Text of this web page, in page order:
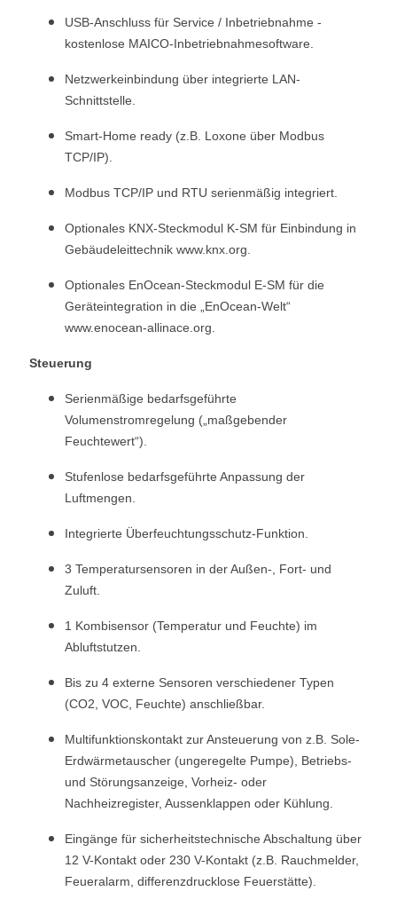
USB-Anschluss für Service / Inbetriebnahme -
kostenlose MAICO-Inbetriebnahmesoftware.
Netzwerkeinbindung über integrierte LAN-
Schnittstelle.
Smart-Home ready (z.B. Loxone über Modbus
TCP/IP).
Modbus TCP/IP und RTU serienmäßig integriert.
Optionales KNX-Steckmodul K-SM für Einbindung in
Gebäudeleittechnik www.knx.org.
Optionales EnOcean-Steckmodul E-SM für die
Geräteintegration in die „EnOcean-Welt“
www.enocean-allinace.org.
Steuerung
Serienmäßige bedarfsgeführte
Volumenstromregelung („maßgebender
Feuchtewert“).
Stufenlose bedarfsgeführte Anpassung der
Luftmengen.
Integrierte Überfeuchtungsschutz-Funktion.
3 Temperatursensoren in der Außen-, Fort- und
Zuluft.
1 Kombisensor (Temperatur und Feuchte) im
Abluftstutzen.
Bis zu 4 externe Sensoren verschiedener Typen
(CO2, VOC, Feuchte) anschließbar.
Multifunktionskontakt zur Ansteuerung von z.B. Sole-
Erdwärmetauscher (ungeregelte Pumpe), Betriebs-
und Störungsanzeige, Vorheiz- oder
Nachheizregister, Aussenklappen oder Kühlung.
Eingänge für sicherheitstechnische Abschaltung über
12 V-Kontakt oder 230 V-Kontakt (z.B. Rauchmelder,
Feueralarm, differenzdrucklose Feuerstätte).